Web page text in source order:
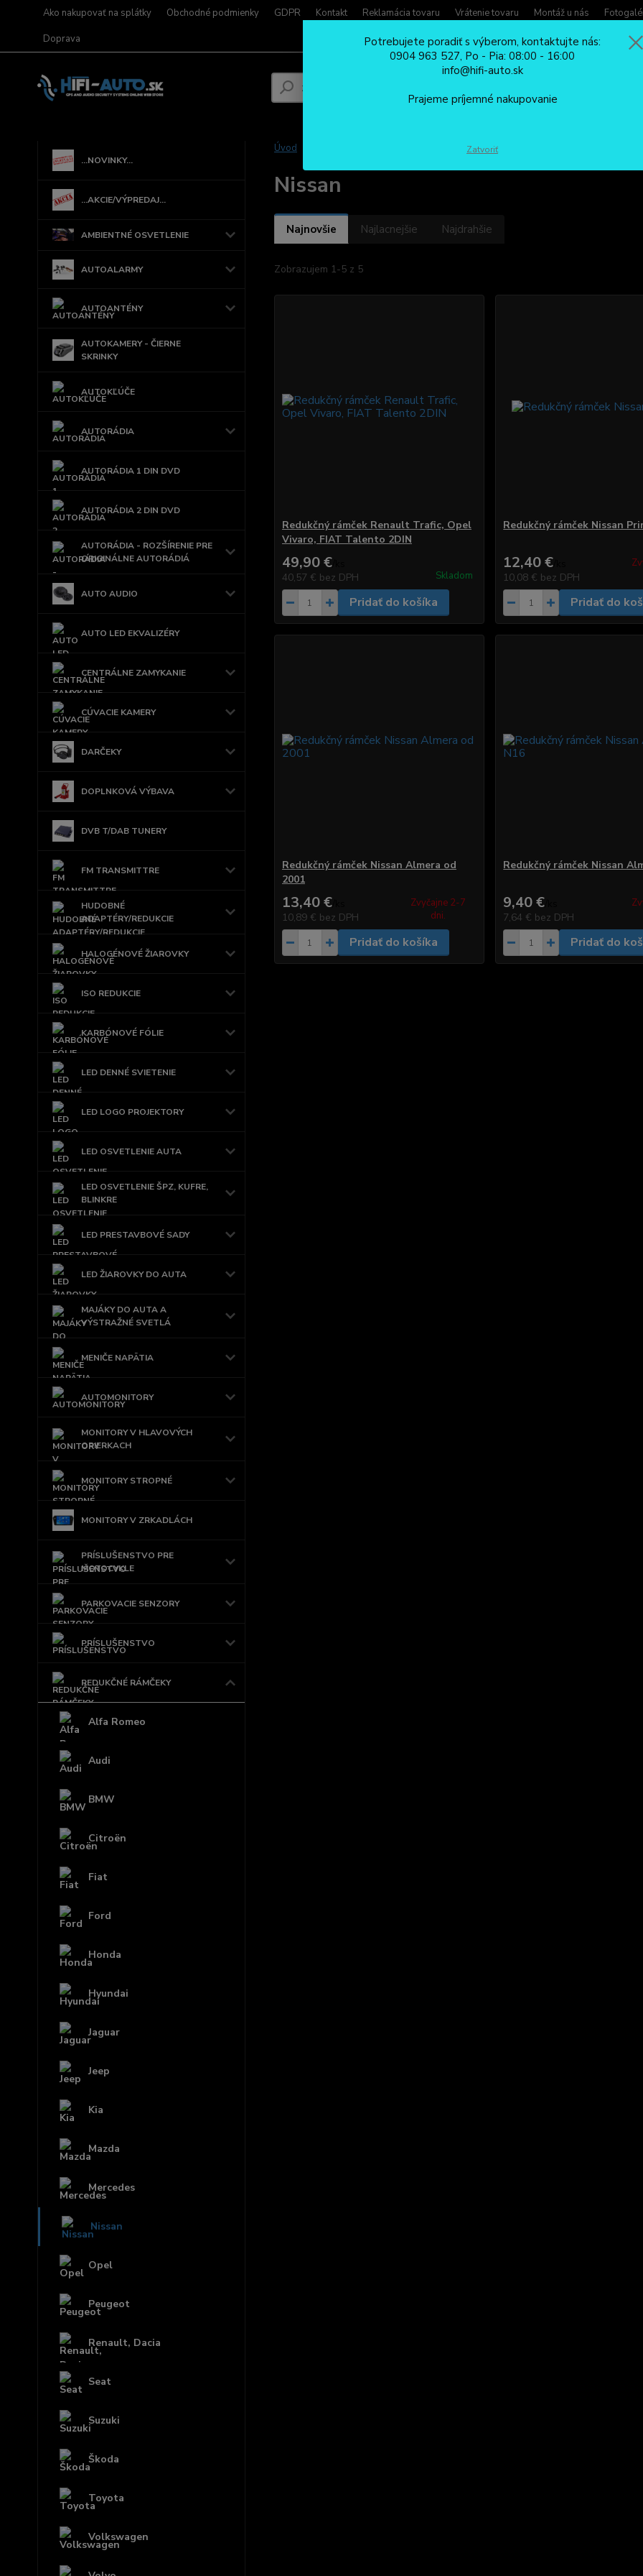
Ako nakupovať na splátky Obchodné podmienky GDPR Kontakt Reklamácia tovaru Vrátenie tovaru Montáž u nás
Doprava
Po -
...NOVINKY...
...AKCIE/VÝPREDAJ...
AMBIENTNÉ OSVETLENIE
AUTOALARMY
AUTOANTÉNY
AUTOKAMERY - ČIERNE
SKRINKY
AUTOKĽÚČE
AUTORÁDIA
AUTORÁDIA 1 DIN DVD
AUTORÁDIA 2 DIN DVD
AUTORÁDIA - ROZŠÍRENIE PRE
ORIGINÁLNE AUTORÁDIÁ
AUTO AUDIO
AUTO LED EKVALIZÉRY
CENTRÁLNE ZAMYKANIE
CÚVACIE KAMERY
DARČEKY
DOPLNKOVÁ VÝBAVA
DVB T/DAB TUNERY
FM TRANSMITTRE
HUDOBNÉ
ADAPTÉRY/REDUKCIE
HALOGÉNOVÉ ŽIAROVKY
ISO REDUKCIE
KARBÓNOVÉ FÓLIE
LED DENNÉ SVIETENIE
LED LOGO PROJEKTORY
LED OSVETLENIE AUTA
LED OSVETLENIE ŠPZ, KUFRE,
BLINKRE
LED PRESTAVBOVÉ SADY
LED ŽIAROVKY DO AUTA
MAJÁKY DO AUTA A
VÝSTRAŽNÉ SVETLÁ
MENIČE NAPÄTIA
AUTOMONITORY
MONITORY V HLAVOVÝCH
OPIERKACH
MONITORY STROPNÉ
MONITORY V ZRKADLÁCH
PRÍSLUŠENSTVO PRE
MOTOCYKLE
PARKOVACIE SENZORY
PRÍSLUŠENSTVO
REDUKČNÉ RÁMČEKY
Alfa Romeo
Audi
BMW
Citroën
Fiat
Ford
Honda
Hyundai
Jaguar
Jeep
Kia
Mazda
Mercedes
Nissan
Opel
Peugeot
Renault, Dacia
Seat
Suzuki
Škoda
Toyota
Volkswagen
Úvod
Nissan
Najnovšie Najlacnejšie Najdrahšie
Zobrazujem 1-5 z 5
Redukčný rámček Renault Trafic, Opel
Vivaro, FIAT Talento 2DIN
49,90 €/
40,57 € bez DPH Skladom
Pridať do košíka
Redukčný rámček Nissan
12,40 €
10,08 € bez DPH
Pridať do
Redukčný rámček Nissan Almera od
2001
13,40 €/
10,89 € bez DPH
Zvyčajne 2-7
dni.
Pridať do košíka
Redukčný rámček Nissan
9,40 €
7,64 € bez DPH
Pridať do
Potrebujete poradiť s výberom, kontaktujte nás:
0904 963 527, Po - Pia: 08:00 - 16:00
info@hifi-auto.sk
Prajeme príjemné nakupovanie
Zatvoriť